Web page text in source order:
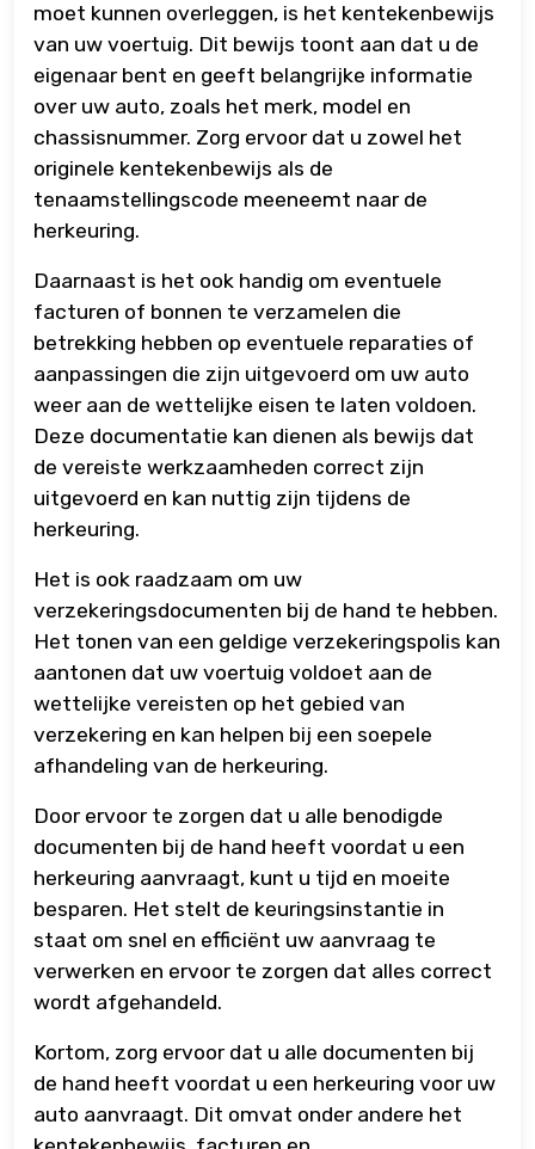
moet kunnen overleggen, is het kentekenbewijs
van uw voertuig. Dit bewijs toont aan dat u de
eigenaar bent en geeft belangrijke informatie
over uw auto, zoals het merk, model en
chassisnummer. Zorg ervoor dat u zowel het
originele kentekenbewijs als de
tenaamstellingscode meeneemt naar de
herkeuring.
Daarnaast is het ook handig om eventuele
facturen of bonnen te verzamelen die
betrekking hebben op eventuele reparaties of
aanpassingen die zijn uitgevoerd om uw auto
weer aan de wettelijke eisen te laten voldoen.
Deze documentatie kan dienen als bewijs dat
de vereiste werkzaamheden correct zijn
uitgevoerd en kan nuttig zijn tijdens de
herkeuring.
Het is ook raadzaam om uw
verzekeringsdocumenten bij de hand te hebben.
Het tonen van een geldige verzekeringspolis kan
aantonen dat uw voertuig voldoet aan de
wettelijke vereisten op het gebied van
verzekering en kan helpen bij een soepele
afhandeling van de herkeuring.
Door ervoor te zorgen dat u alle benodigde
documenten bij de hand heeft voordat u een
herkeuring aanvraagt, kunt u tijd en moeite
besparen. Het stelt de keuringsinstantie in
staat om snel en efficiënt uw aanvraag te
verwerken en ervoor te zorgen dat alles correct
wordt afgehandeld.
Kortom, zorg ervoor dat u alle documenten bij
de hand heeft voordat u een herkeuring voor uw
auto aanvraagt. Dit omvat onder andere het